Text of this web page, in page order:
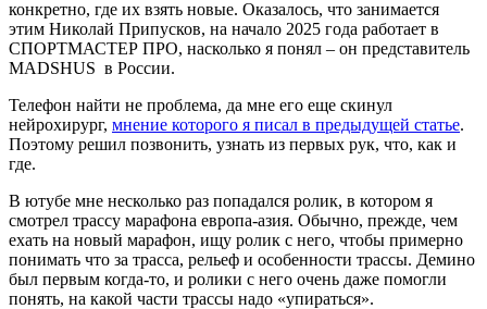
конкретно, где их взять новые. Оказалось, что занимается
этим Николай Припусков, на начало 2025 года работает в
СПОРТМАСТЕР ПРО, насколько я понял – он представитель
MADSHUS в России.
Телефон найти не проблема, да мне его еще скинул
нейрохирург, мнение которого я писал в предыдущей статье.
Поэтому решил позвонить, узнать из первых рук, что, как и
где.
В ютубе мне несколько раз попадался ролик, в котором я
смотрел трассу марафона европа-азия. Обычно, прежде, чем
ехать на новый марафон, ищу ролик с него, чтобы примерно
понимать что за трасса, рельеф и особенности трассы. Демино
был первым когда-то, и ролики с него очень даже помогли
понять, на какой части трассы надо «упираться».